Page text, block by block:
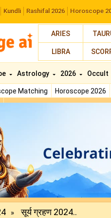
Kundli Rashifal 2026 Horoscope
ARIES
LIBRA
Matching Horoscope 2026
Astrology 2026 Occult
» सूर्य ग्रहण 2024..